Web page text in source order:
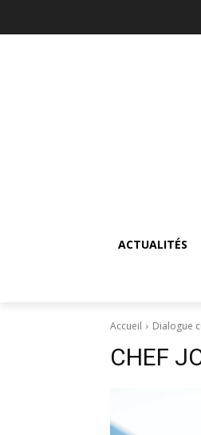
ACTUALITÉS
Accueil Dialogue
CHEF